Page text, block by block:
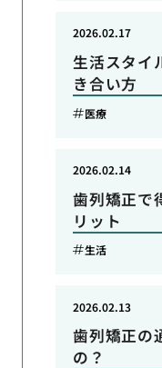
生活スタイ
き合い方
2026.02.17
医療
歯列矯正で
リット
2026.02.14
生活
歯列矯正の
の？
2026.02.13